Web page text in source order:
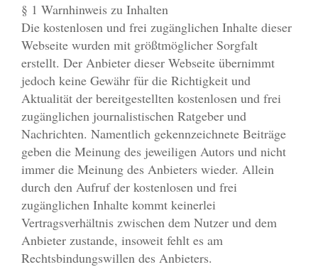
§ 1 Warnhinweis zu Inhalten
Die kostenlosen und frei zugänglichen Inhalte dieser
Webseite wurden mit größtmöglicher Sorgfalt
erstellt. Der Anbieter dieser Webseite übernimmt
jedoch keine Gewähr für die Richtigkeit und
Aktualität der bereitgestellten kostenlosen und frei
zugänglichen journalistischen Ratgeber und
Nachrichten. Namentlich gekennzeichnete Beiträge
geben die Meinung des jeweiligen Autors und nicht
immer die Meinung des Anbieters wieder. Allein
durch den Aufruf der kostenlosen und frei
zugänglichen Inhalte kommt keinerlei
Vertragsverhältnis zwischen dem Nutzer und dem
Anbieter zustande, insoweit fehlt es am
Rechtsbindungswillen des Anbieters.